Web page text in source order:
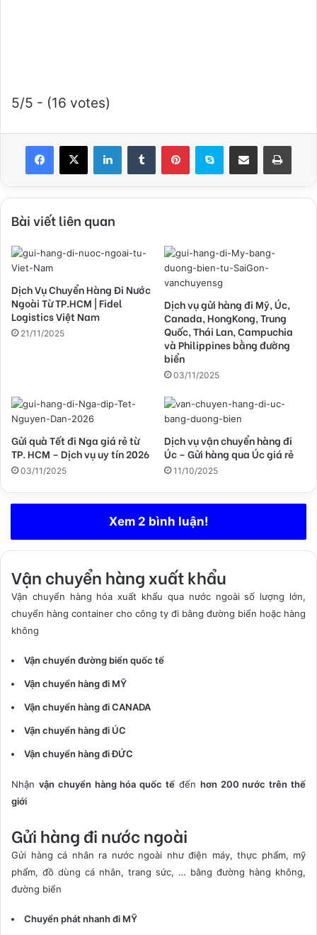
5/5 - (16 votes)
Bài viết liên quan
Dịch Vụ Chuyển Hàng Đi Nước
Ngoài Từ TP.HCM | Fidel
Logistics Việt Nam
21/11/2025
Dịch vụ gửi hàng đi Mỹ, Úc,
Canada, HongKong, Trung
Quốc, Thái Lan, Campuchia
và Philippines bằng đường
biển
03/11/2025
Gửi quà Tết đi Nga giá rẻ từ
TP. HCM – Dịch vụ uy tín 2026
03/11/2025
Dịch vụ vận chuyển hàng đi
Úc – Gửi hàng qua Úc giá rẻ
11/10/2025
Xem 2 bình luận!
Vận chuyển hàng xuất khẩu
Vận chuyển hàng hóa xuất khẩu qua nước ngoài số lượng lớn,
chuyển hàng container cho công ty đi bằng đường biển hoặc hàng
không
Vận chuyển đường biển quốc tế
Vận chuyển hàng đi MỸ
Vận chuyển hàng đi CANADA
Vận chuyển hàng đi ÚC
Vận chuyển hàng đi ĐỨC
Nhận vận chuyển hàng hóa quốc tế đến hơn 200 nước trên thế
giới
Gửi hàng đi nước ngoài
Gửi hàng cá nhân ra nước ngoài như điện máy, thực phẩm, mỹ
phẩm, đồ dùng cá nhân, trang sức, … bằng đường hàng không,
đường biển
Chuyển phát nhanh đi MỸ